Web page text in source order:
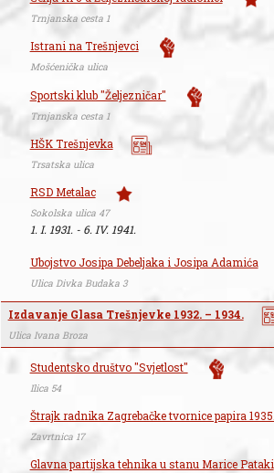
Trnjanska cesta 1
Istrani na Trešnjevci
Mošćenička ulica
Sportski klub "Željezničar"
Trnjanska cesta 1
HŠK Trešnjevka
Trsatska ulica
RSD Metalac
Sokolska ulica 47
1. I. 1931. - 6. IV. 1941.
Ubojstvo Josipa Debeljaka i Josipa Adamića
Ulica Divka Budaka 3
Izdavanje Glasa Trešnjevke 1932. – 1934.
Ulica Ivana Broza
Studentsko društvo "Svjetlost"
Ilica 54
Štrajk radnika Zagrebačke tvornice papira 1935.
Zavrtnica 17
Glavna partijska tehnika u stanu Marice Pataki